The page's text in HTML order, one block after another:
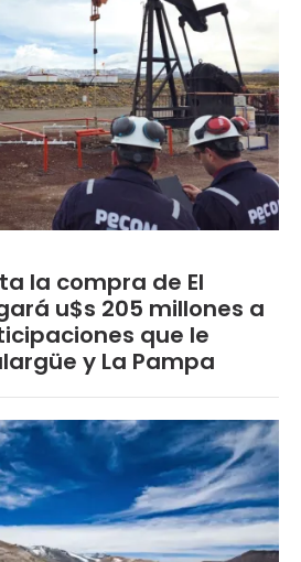
la compra de El
u$s 205 millones a
que le
y La Pampa